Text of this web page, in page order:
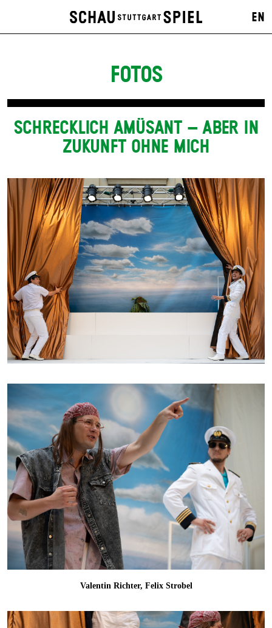
EN
FOTOS
SCHRECKLICH AMÜSANT – ABER IN
ZUKUNFT OHNE MICH
Valentin Richter, Felix Strobel